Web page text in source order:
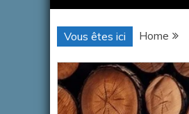
Vous êtes ici Home
ACTUALITÉS